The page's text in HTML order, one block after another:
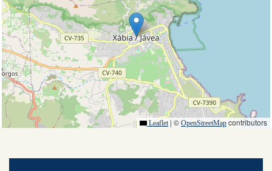
Leaflet | © OpenStreetMap contributors